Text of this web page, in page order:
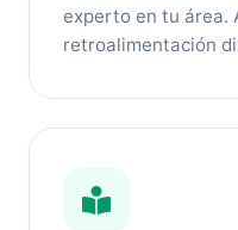
experto en tu área.
retroalimentación